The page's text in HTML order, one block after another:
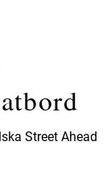
Street Ahead